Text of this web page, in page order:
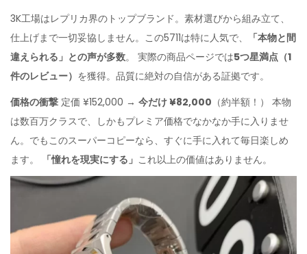
3K工場はレプリカ界のトップブランド。素材選びから組み立て、
仕上げまで一切妥協しません。この5711は特に人気で、
「本物と間
違えられる」との声が多数。 実際の商品ページでは5つ星満点（1
件のレビュー） を獲得。品質に絶対の自信がある証拠です。
価格の衝撃 定価 ¥152,000 → 今だけ ¥82,000 （約半額！） 本物
は数百万クラスで、しかもプレミア価格でなかなか手に入りませ
ん。でもこのスーパーコピーなら、すぐに手に入れて毎日楽しめ
ます。
「憧れを現実にする」 これ以上の価値はありません。